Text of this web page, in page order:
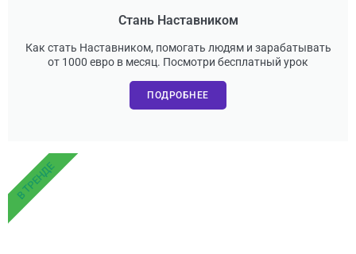
Стань Наставником
Как стать Наставником, помогать людям и зарабатывать
от 1000 евро в месяц. Посмотри бесплатный урок
ПОДРОБНЕЕ
В ТРЕНДЕ